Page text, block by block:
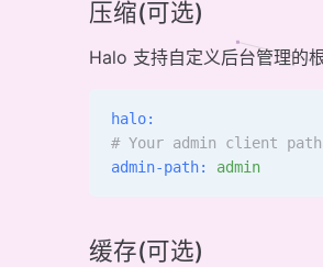
压缩(可选)
Halo 支持自定义后台管理的
halo:
# Your admin client
admin-path:
admin
缓存(可选)